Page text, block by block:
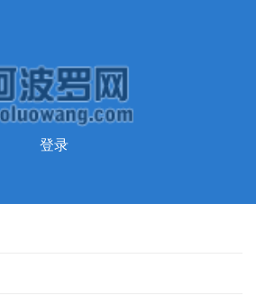
登录